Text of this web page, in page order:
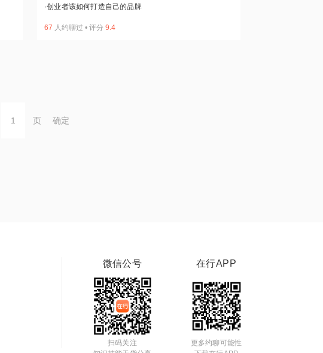
·创业者该如何打造自己的品牌
67 人约聊过 • 评分 9.4
页 确定
微信公号
扫码关注
在行APP
更多约聊可能性